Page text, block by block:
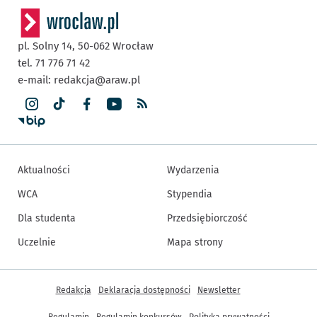
pl. Solny 14, 50-062 Wrocław
tel. 71 776 71 42
e-mail: redakcja@araw.pl
Aktualności
WCA
Dla studenta
Uczelnie
Wydarzenia
Stypendia
Przedsiębiorczość
Mapa strony
Inne informacje
Redakcja Deklaracja dostępności Newsletter